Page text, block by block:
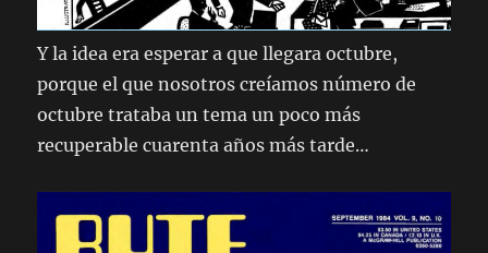
Y la idea era esperar a que llegara octubre,
porque el que nosotros creíamos número de
octubre trataba un tema un poco más
recuperable cuarenta años más tarde…